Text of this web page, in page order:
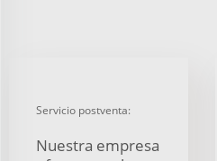
Servicio postventa:
Nuestra empresa